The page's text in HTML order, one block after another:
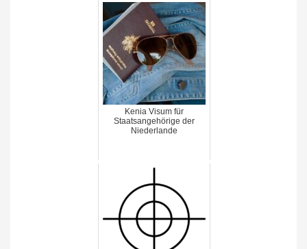
Kenia Visum für
Staatsangehörige der
Niederlande